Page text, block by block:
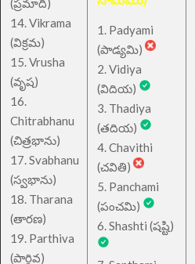
(ప్రమాది)
14. Vikrama
(విక్రమ)
15. Vrusha
(వృష)
16.
Chitrabhanu
(చిత్రభాను)
17. Svabhanu
(స్వభాను)
18. Tharana
(తారణ)
19. Parthiva
(పార్థివ)
1. Padyami
(పాడ్యమి)
2. Vidiya
(విదియ)
3. Thadiya
(తదియ)
4. Chavithi
(చవితి)
5. Panchami
(పంచమి)
6. Shashti (షష్టి)